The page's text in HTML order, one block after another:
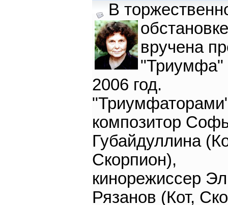
В
обстановке
вручена
"Триумфа"
2006 год.
композитор
Губайдуллина
Скорпион),
кинорежиссер
Рязанов (Кот,